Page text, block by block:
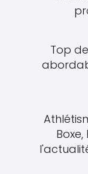
Top